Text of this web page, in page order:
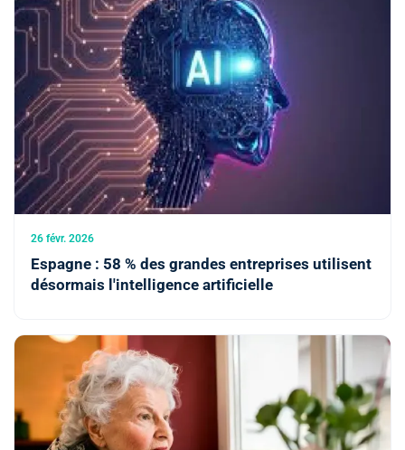
26 févr. 2026
Espagne : 58 % des grandes entreprises utilisent
désormais l'intelligence artificielle